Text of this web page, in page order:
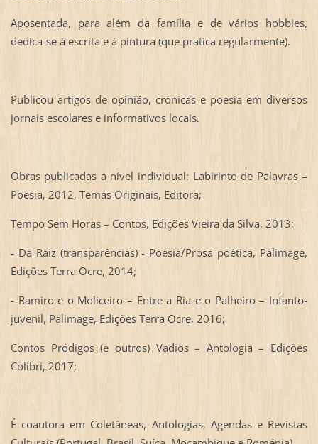
Aposentada, para além da família e de vários hobbies,
dedica-se à escrita e à pintura (que pratica regularmente).
Publicou artigos de opinião, crónicas e poesia em diversos
jornais escolares e informativos locais.
Obras publicadas a nível individual: Labirinto de Palavras –
Poesia, 2012, Temas Originais, Editora;
Tempo Sem Horas – Contos, Edições Vieira da Silva, 2013;
- Da Raiz (transparências) - Poesia/Prosa poética, Palimage,
Edições Terra Ocre, 2014;
- Ramiro e o Moliceiro – Entre a Ria e o Palheiro – Infanto-
juvenil, Palimage, Edições Terra Ocre, 2016;
Contos Pródigos (e outros) Vadios – Antologia – Edições
Colibri, 2017;
É coautora em Coletâneas, Antologias, Agendas e Revistas